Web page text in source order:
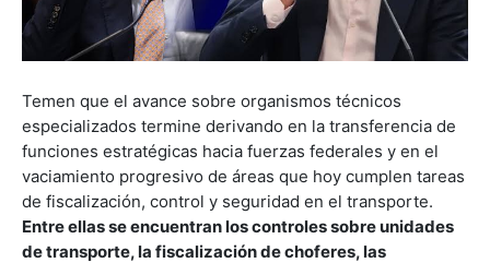
Temen que el avance sobre organismos técnicos
especializados termine derivando en la transferencia de
funciones estratégicas hacia fuerzas federales y en el
vaciamiento progresivo de áreas que hoy cumplen tareas
de fiscalización, control y seguridad en el transporte.
Entre ellas se encuentran los controles sobre unidades
de transporte, la fiscalización de choferes, las